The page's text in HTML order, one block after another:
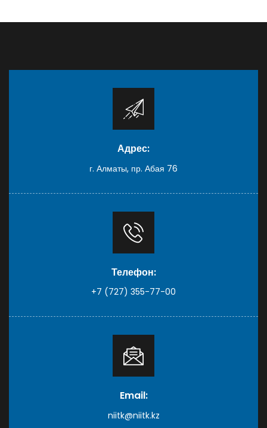
Адрес:
г. Алматы, пр. Абая 76
Телефон:
+7 (727) 355-77-00
Email:
niitk@niitk.kz